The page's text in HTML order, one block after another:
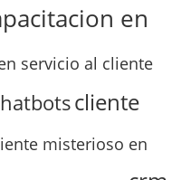
en
servicio al cliente
cliente
misterioso en